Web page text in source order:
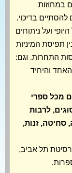
במחוזות
בדיכוי.
ועל ניתוחים
תפיסת המיניות
התחרות. וגם:
והאחד והיחיד
מכל ספרי
לרבות
סחיטה, זנות,
תל אביב,